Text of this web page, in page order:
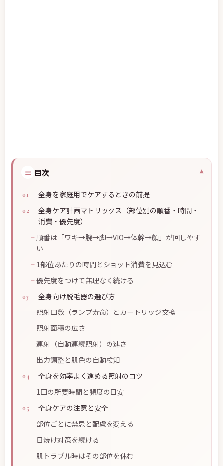
≡ 目次
全身を家庭用でケアするときの前提
全身ケア計画マトリックス（部位別の順番・時間・
消費・優先度）
順番は「ワキ→腕→脚→VIO→体幹→顔」が回しやす
い
1部位あたりの時間とショット消費を見込む
優先度をつけて無理なく続ける
全身向け脱毛器の選び方
照射回数（ランプ寿命）とカートリッジ交換
照射面積の広さ
連射（自動連続照射）の速さ
出力調整と肌色の自動検知
全身を効率よく進める照射のコツ
1回の所要時間と頻度の目安
全身ケアの注意と安全
部位ごとに禁忌と配慮を変える
日焼け対策を続ける
肌トラブル時はその部位を休む